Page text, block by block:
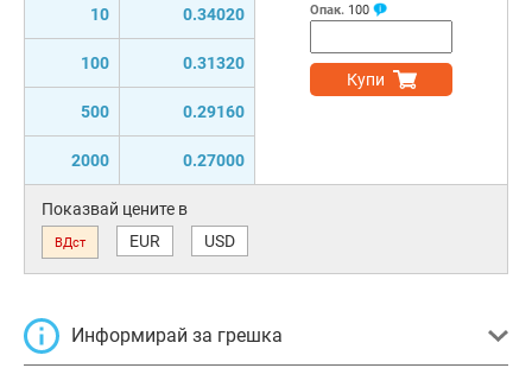
10 0.34020
100 0.31320
500 0.29160
2000 0.27000
Опак. 100
Купи
Показвай цените в
ВДст EUR USD
Информирай за грешка